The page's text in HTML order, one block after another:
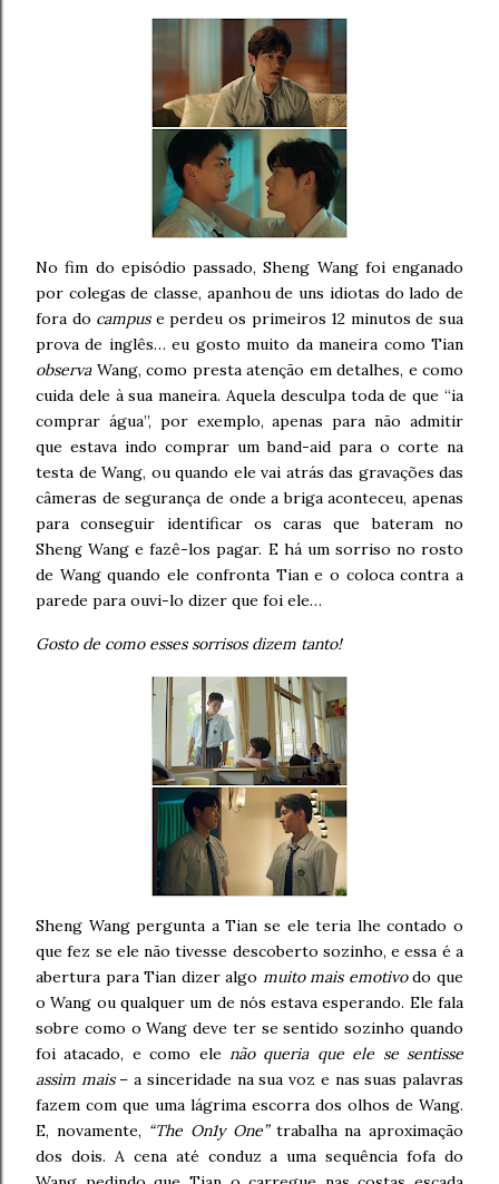
No fim do episódio passado, Sheng Wang foi enganado
por colegas de classe, apanhou de uns idiotas do lado de
fora do campuse perdeu os primeiros 12 minutos de sua
prova de inglês… eu gosto muito da maneira como Tian
observaWang, como presta atenção em detalhes, e como
cuida dele à sua maneira. Aquela desculpa toda de que “ia
comprar água”, por exemplo, apenas para não admitir
que estava indo comprar um band-aid para o corte na
testa de Wang, ou quando ele vai atrás das gravações das
câmeras de segurança de onde a briga aconteceu, apenas
para conseguir identificar os caras que bateram no
Sheng Wang e fazê-los pagar. E há um sorriso no rosto
de Wang quando ele confronta Tian e o coloca contra a
parede para ouvi-lo dizer que foi ele…
Gosto de como esses sorrisos dizem tanto!
Sheng Wang pergunta a Tian se ele teria lhe contado o
que fez se ele não tivesse descoberto sozinho, e essa é a
abertura para Tian dizer algo muito mais emotivodo que
o Wang ou qualquer um de nós estava esperando. Ele fala
sobre como o Wang deve ter se sentido sozinho quando
foi atacado, e como ele não queria que ele se sentisse
assim mais– a sinceridade na sua voz e nas suas palavras
fazem com que uma lágrima escorra dos olhos de Wang.
E, novamente, “The On1y One”trabalha na aproximação
dos dois. A cena até conduz a uma sequência fofa do